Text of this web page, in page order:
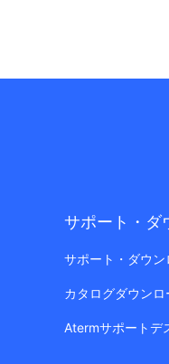
サポート・ダ
サポート・ダウン
カタログダウンロ
Atermサポートデ